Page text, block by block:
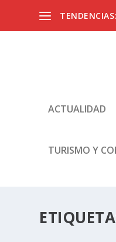
TENDENCIAS:
ACTUALIDAD
TURISMO Y